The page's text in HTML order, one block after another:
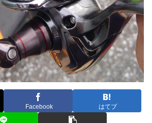
Facebook はてブ